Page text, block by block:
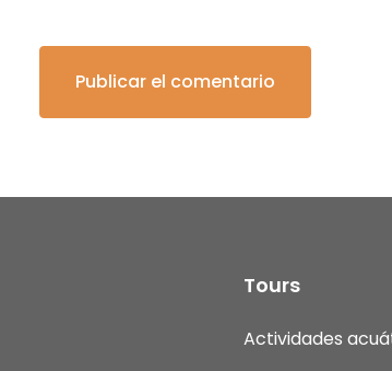
Tours
Actividades